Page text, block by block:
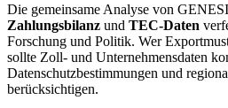
Die gemeinsame Analyse von
Zahlungsbilanz und TEC-Daten
Forschung und Politik. Wer
sollte Zoll- und Unternehmensdaten
Datenschutzbestimmungen und
berücksichtigen.